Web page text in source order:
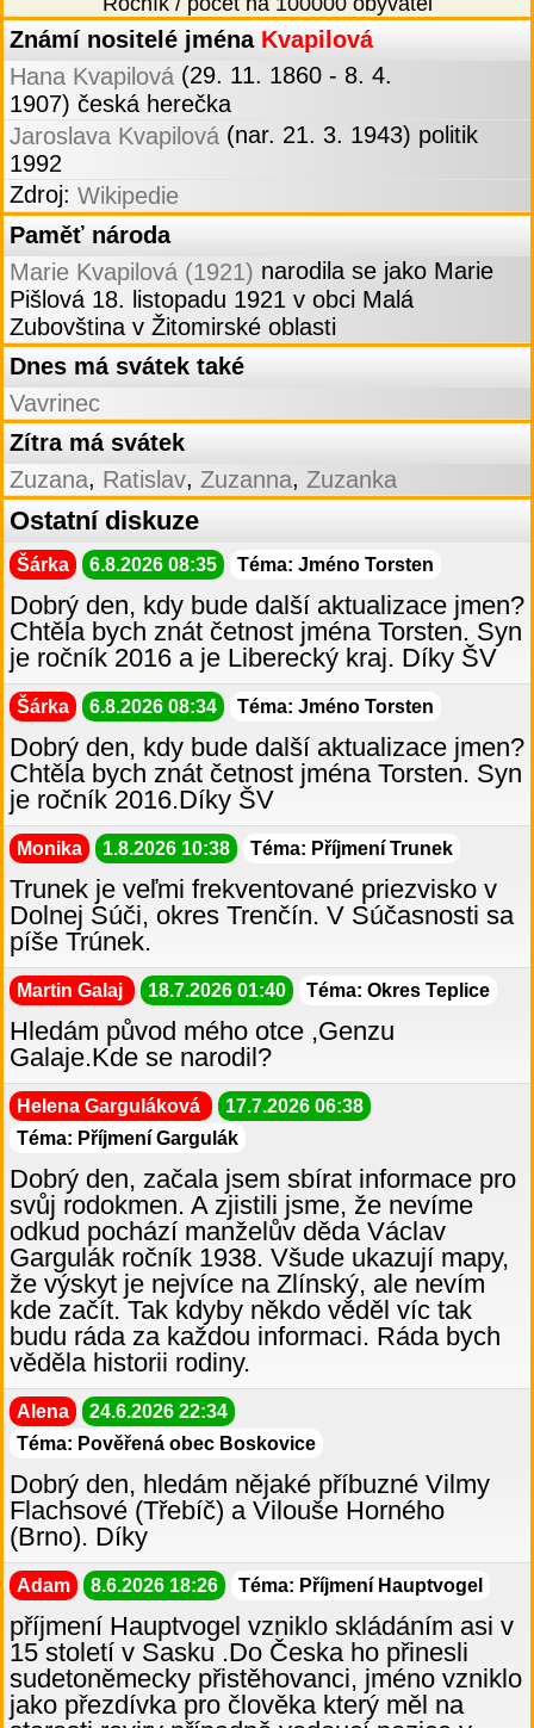
Známí nositelé jména Kvapilová
Hana Kvapilová (29. 11. 1860 - 8. 4.
1907) česká herečka
Jaroslava Kvapilová (nar. 21. 3. 1943) politik
1992
Zdroj: Wikipedie
Paměť národa
Marie Kvapilová (1921) narodila se jako Marie
Pišlová 18. listopadu 1921 v obci Malá
Zubovština v Žitomirské oblasti
Dnes má svátek také
Vavrinec
Zítra má svátek
Zuzana, Ratislav, Zuzanna, Zuzanka
Ostatní diskuze
Šárka 6.8.2026 08:35 Téma: Jméno Torsten
Dobrý den, kdy bude další aktualizace jmen?
Chtěla bych znát četnost jména Torsten. Syn
je ročník 2016 a je Liberecký kraj. Díky ŠV
Šárka 6.8.2026 08:34 Téma: Jméno Torsten
Dobrý den, kdy bude další aktualizace jmen?
Chtěla bych znát četnost jména Torsten. Syn
je ročník 2016.Díky ŠV
Monika 1.8.2026 10:38 Téma: Příjmení Trunek
Trunek je veľmi frekventované priezvisko v
Dolnej Súči, okres Trenčín. V Súčasnosti sa
píše Trúnek.
Martin Galaj 18.7.2026 01:40 Téma: Okres Teplice
Hledám původ mého otce ,Genzu
Galaje.Kde se narodil?
Helena Garguláková
17.7.2026 06:38
Téma: Příjmení Gargulák
Dobrý den, začala jsem sbírat informace pro
svůj rodokmen. A zjistili jsme, že nevíme
odkud pochází manželův děda Václav
Gargulák ročník 1938. Všude ukazují mapy,
že výskyt je nejvíce na Zlínský, ale nevím
kde začít. Tak kdyby někdo věděl víc tak
budu ráda za každou informaci. Ráda bych
věděla historii rodiny.
Alena
24.6.2026 22:34
Téma: Pověřená obec Boskovice
Dobrý den, hledám nějaké příbuzné Vilmy
Flachsové (Třebíč) a Vilouše Horného
(Brno). Díky
Adam 8.6.2026 18:26 Téma: Příjmení Hauptvogel
příjmení Hauptvogel vzniklo skládáním asi v
15 století v Sasku .Do Česka ho přinesli
sudetoněmecky přistěhovanci, jméno vzniklo
jako přezdívka pro člověka který měl na